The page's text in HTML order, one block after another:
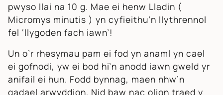
pwyso llai na 10 g. Mae ei henw Lladin (
Micromys minutis ) yn cyfieithu’n llythrennol
fel ‘llygoden fach iawn’!
Un o’r rhesymau pam ei fod yn anaml yn cael
ei gofnodi, yw ei bod hi’n anodd iawn gweld yr
anifail ei hun. Fodd bynnag, maen nhw’n
gadael arwyddion. Nid baw nac olion traed y